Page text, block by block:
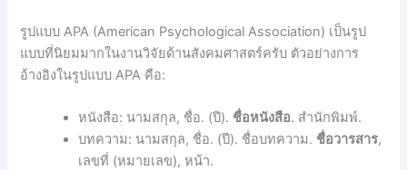
รูปแบบ APA (American Psychological Association) เป็นรูป
แบบที่นิยมมากในงานวิจัยด้านสังคมศาสตร์ครับ ตัวอย่างการ
อ้างอิงในรูปแบบ APA คือ:
หนังสือ: นามสกุล, ชื่อ. (ปี). ชื่อหนังสือ. สำนักพิมพ์.
บทความ: นามสกุล, ชื่อ. (ปี). ชื่อบทความ. ชื่อวารสาร,
เลขที่ (หมายเลข), หน้า.